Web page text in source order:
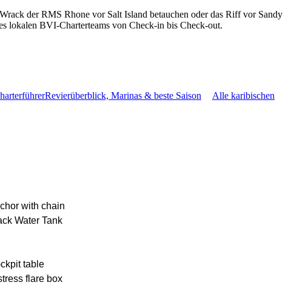
der RMS Rhone vor Salt Island betauchen oder das Riff vor Sandy
lokalen BVI-Charterteams von Check-in bis Check-out.
Revierüberblick, Marinas & beste Saison
Alle karibischen
with chain
Water Tank
table
flare box